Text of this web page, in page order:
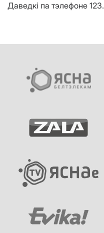
Даведкі па тэлефоне 123.